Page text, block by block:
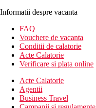
Informatii despre vacanta
FAQ
Vouchere de vacanta
Conditii de calatorie
Acte Calatorie
Verificare si plata online
Acte Calatorie
Agentii
Business Travel